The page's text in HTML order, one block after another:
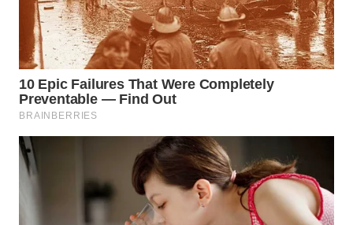
SERDANG
WN
TEBING
TINGGI
PAKPAK